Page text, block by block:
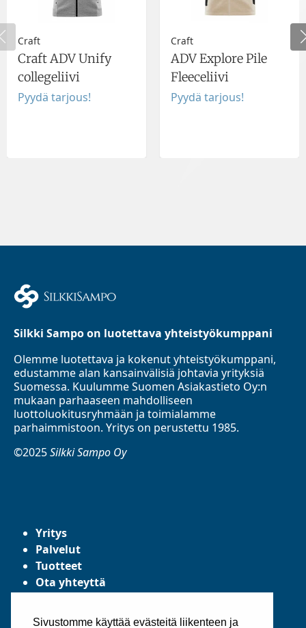
Sivustomme käyttää evästeitä liikenteen ja
Craft
Craft ADV Unify
collegeliivi
Pyydä tarjous!
Craft
ADV Explore Pile
Fleeceliivi
Pyydä tarjous!
Silkki Sampo on luotettava yhteistyökumppani
Olemme luotettava ja kokenut yhteistyökumppani,
edustamme alan kansainvälisiä johtavia yrityksiä
Suomessa. Kuulumme Suomen Asiakastieto Oy:n
mukaan parhaaseen mahdolliseen
luottoluokitusryhmään ja toimialamme
parhaimmistoon. Yritys on perustettu 1985.
©2025Silkki Sampo Oy
Yritys
Palvelut
Tuotteet
Ota yhteyttä
Yleiset toimitusehdot